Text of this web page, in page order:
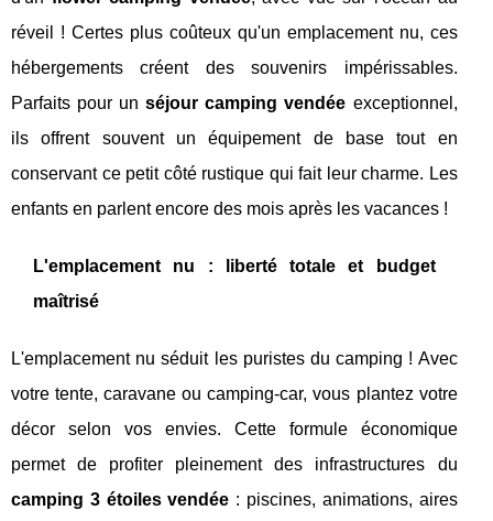
réveil ! Certes plus coûteux qu'un emplacement nu, ces
hébergements créent des souvenirs impérissables.
Parfaits pour unséjour camping vendée exceptionnel,
ils offrent souvent un équipement de base tout en
conservant ce petit côté rustique qui fait leur charme. Les
enfants en parlent encore des mois après les vacances !
L'emplacement nu : liberté totale et budget
maîtrisé
L'emplacement nu séduit les puristes du camping ! Avec
votre tente, caravane ou camping-car, vous plantez votre
décor selon vos envies. Cette formule économique
permet de profiter pleinement des infrastructures du
camping 3 étoiles vendée : piscines, animations, aires